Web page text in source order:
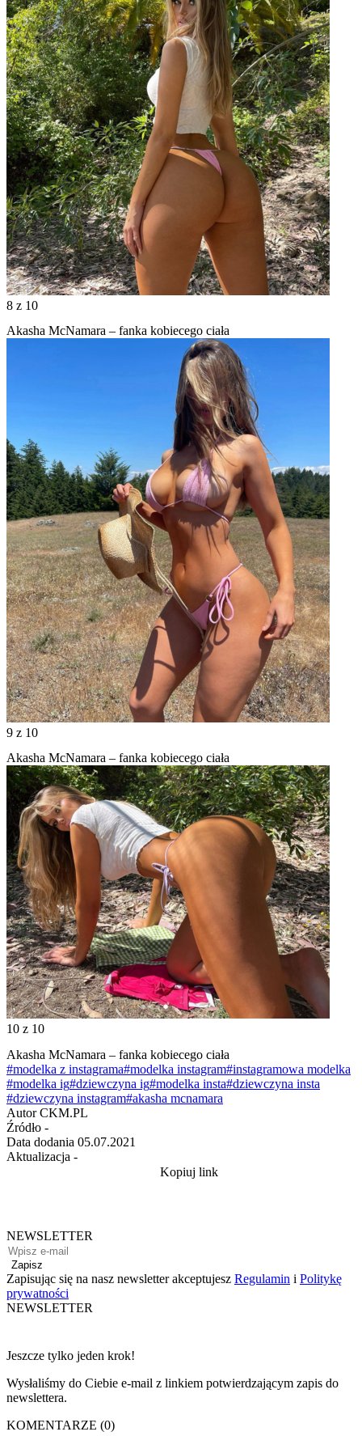
8 z 10
Akasha McNamara – fanka kobiecego ciała
9 z 10
Akasha McNamara – fanka kobiecego ciała
10 z 10
Akasha McNamara – fanka kobiecego ciała
#modelka z instagrama#modelka instagram#instagramowa modelka
#modelka ig#dziewczyna ig#modelka insta#dziewczyna insta
#dziewczyna instagram#akasha mcnamara
Autor CKM.PL
Źródło -
Data dodania 05.07.2021
Aktualizacja -
Kopiuj link
NEWSLETTER
Zapisz
Zapisując się na nasz newsletter akceptujesz Regulamin i Politykę
prywatności
NEWSLETTER
Jeszcze tylko jeden krok!
Wysłaliśmy do Ciebie e-mail z linkiem potwierdzającym zapis do
newslettera.
KOMENTARZE (0)